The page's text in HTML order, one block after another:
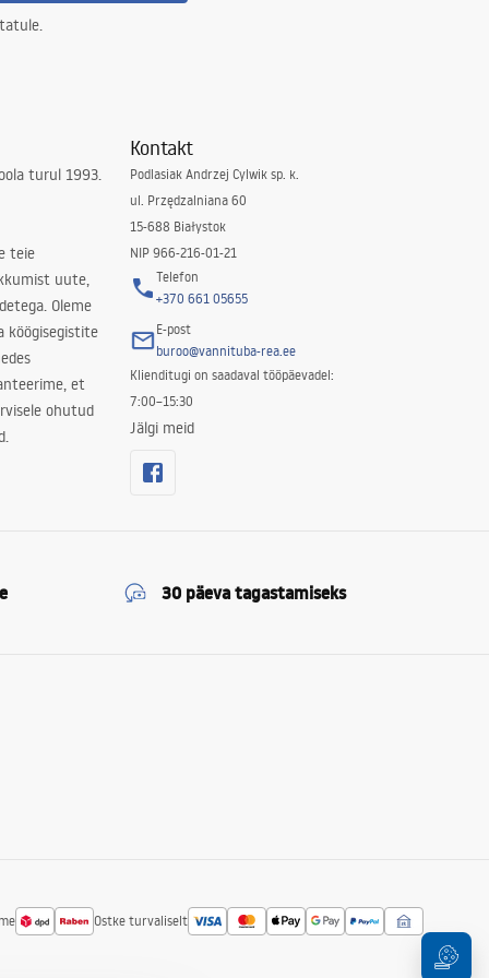
turul 1993.
teie
uute,
Oleme
köögisegistite
et
ohutud
Kontakt
Podlasiak Andrzej Cylwik sp. k.
ul. Przędzalniana 60
15-688 Białystok
NIP 966-216-01-21
Telefon
+370 661 05655
E-post
buroo@vannituba-rea.ee
Klienditugi on saadaval tööpäevadel:
7:00–15:30
Jälgi meid
30 päeva tagastamiseks
Ostke turvaliselt